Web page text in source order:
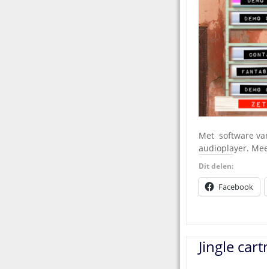
Met software
audioplayer.
Dit delen:
Facebook
Jingle